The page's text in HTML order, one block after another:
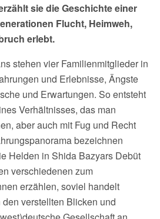
sie die Geschichte einer
Flucht, Heimweh,
erlebt.
stehen vier Familienmitglieder in
und Erlebnisse, Ängste
und Erwartungen. So entsteht
Verhältnisses, das man
aber auch mit Fug und Recht
bezeichnen
Helden in Shida Bazyars Debüt
verschiedenen zum
erzählen, soviel handelt
verstellten Blicken und